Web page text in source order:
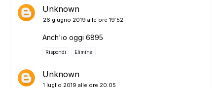
Unknown
26 giugno 2019 alle ore 19:52
Anch'io oggi 6895
Rispondi Elimina
Unknown
1 luglio 2019 alle ore 20:05